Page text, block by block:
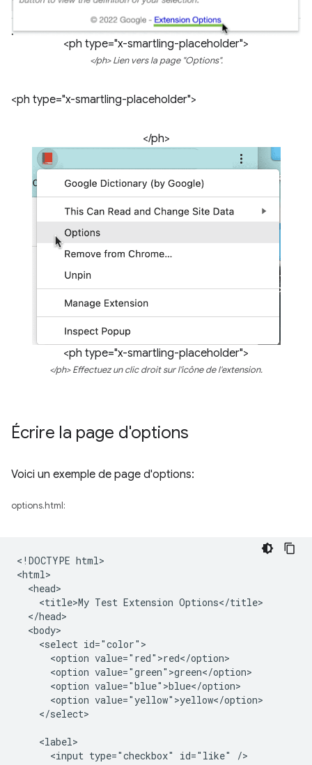
<ph type="x-smartling-placeholder">
</ph> Lien vers la page "Options".
<ph type="x-smartling-placeholder">
</ph>
<ph type="x-smartling-placeholder">
</ph> Effectuez un clic droit sur l'icône de l'extension.
Écrire la page d'options
Voici un exemple de page d'options:
options.html:
<!DOCTYPE html>
<html>
  <head>
    <title>My Test Extension Options</title>
  </head>
  <body>
    <select id="color">
      <option value="red">red</option>
      <option value="green">green</option>
      <option value="blue">blue</option>
      <option value="yellow">yellow</option>
    </select>
    <label>
      <input type="checkbox" id="like" />